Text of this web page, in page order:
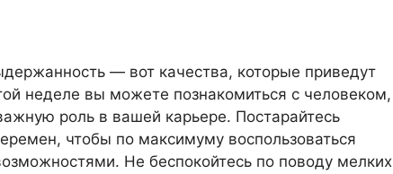
— вот качества, которые приведут
неделе вы можете познакомиться с человеком,
роль в вашей карьере. Постарайтесь
чтобы по максимуму воспользоваться
Не беспокойтесь по поводу мелких